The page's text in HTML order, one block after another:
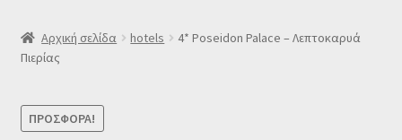
SLIDER
Δελτίο νέων
Αρχική σελίδα hotels
4* Poseidon Palace – Λεπτοκαρυά
Πιερίας
ΠΡΟΣΦΟΡΆ!